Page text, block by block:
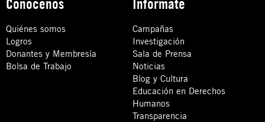
Quiénes somos
Logros
Donantes y Membresía
Bolsa de Trabajo
Campañas
Investigación
Sala de Prensa
Noticias
Blog y Cultura
Educación en Derechos
Humanos
Transparencia